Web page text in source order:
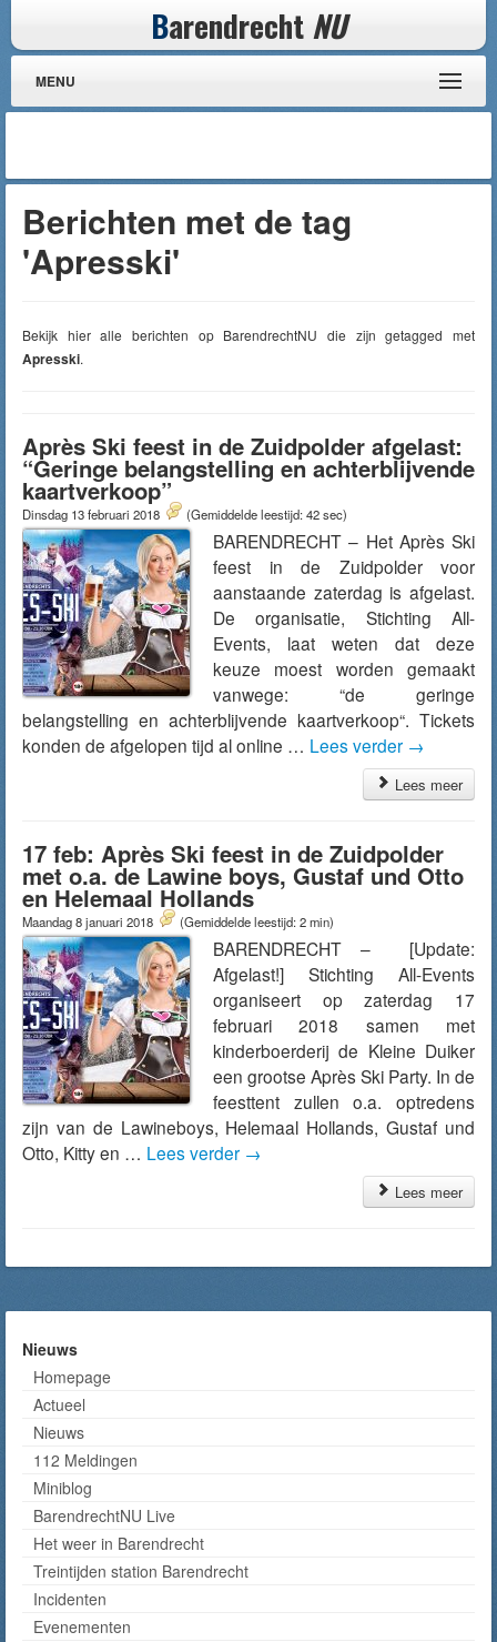
Barendrecht NU
MENU
Berichten met de tag
'Apresski'
Bekijk hier alle berichten op BarendrechtNU die zijn getagged met
Apresski.
Après Ski feest in de Zuidpolder afgelast:
“Geringe belangstelling en achterblijvende
kaartverkoop”
Dinsdag 13 februari 2018 (Gemiddelde leestijd: 42 sec)
BARENDRECHT – Het Après Ski
feest in de Zuidpolder voor
aanstaande zaterdag is afgelast.
De organisatie, Stichting All-
Events, laat weten dat deze
keuze moest worden gemaakt
vanwege: “de geringe
belangstelling en achterblijvende kaartverkoop“. Tickets
konden de afgelopen tijd al online … Lees verder →
Lees meer
17 feb: Après Ski feest in de Zuidpolder
met o.a. de Lawine boys, Gustaf und Otto
en Helemaal Hollands
Maandag 8 januari 2018 (Gemiddelde leestijd: 2 min)
BARENDRECHT – [Update:
Afgelast!] Stichting All-Events
organiseert op zaterdag 17
februari 2018 samen met
kinderboerderij de Kleine Duiker
een grootse Après Ski Party. In de
feesttent zullen o.a. optredens
zijn van de Lawineboys, Helemaal Hollands, Gustaf und
Otto, Kitty en … Lees verder →
Lees meer
Nieuws
Homepage
Actueel
Nieuws
112 Meldingen
Miniblog
BarendrechtNU Live
Het weer in Barendrecht
Treintijden station Barendrecht
Incidenten
Evenementen